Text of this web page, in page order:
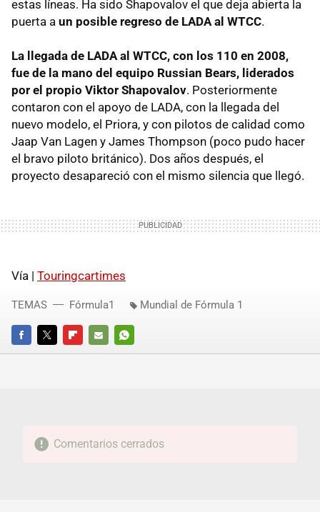
estas líneas. Ha sido Shapovalov el que deja abierta la
puerta a un posible regreso de LADA al WTCC.
La llegada de LADA al WTCC, con los 110 en 2008,
fue de la mano del equipo Russian Bears, liderados
por el propio Viktor Shapovalov. Posteriormente
contaron con el apoyo de LADA, con la llegada del
nuevo modelo, el Priora, y con pilotos de calidad como
Jaap Van Lagen y James Thompson (poco pudo hacer
el bravo piloto británico). Dos años después, el
proyecto desapareció con el mismo silencia que llegó.
Vía | Touringcartimes
FACEBOOKTWITTERFLIPBOARD
E-
WHATSAPP
TEMAS Fórmula1 Mundial de Fórmula 1
Comentarios cerrados